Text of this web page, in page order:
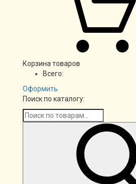
Корзина товаров
Всего:
Оформить
Поиск по каталогу: